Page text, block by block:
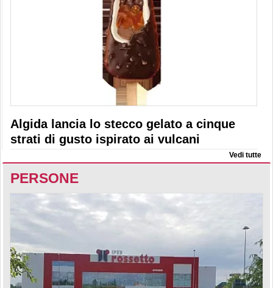
Algida lancia lo stecco gelato a cinque
strati di gusto ispirato ai vulcani
Vedi tutte
PERSONE